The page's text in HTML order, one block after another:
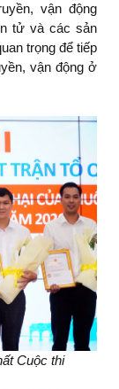
vận động
tử và các sản
trọng để tiếp
vận động ở
Cuộc thi